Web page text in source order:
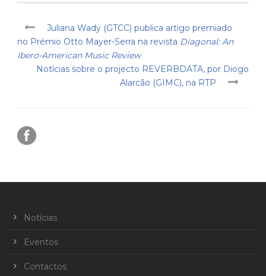
Juliana Wady (GTCC) publica artigo premiado
no Prémio Otto Mayer-Serra na revista Diagonal: An
Ibero-American Music Review
Notícias sobre o projecto REVERBDATA, por Diogo
Alarcão (GIMC), na RTP
Notícias
Eventos
Contactos